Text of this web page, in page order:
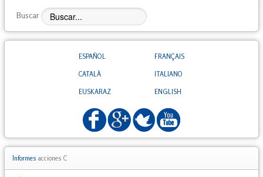
Buscar
ESPAÑOL
CATALÀ
EUSKARAZ
FRANÇAIS
ITALIANO
ENGLISH
Informes acciones C